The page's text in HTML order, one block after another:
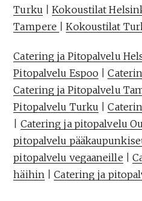
Turku |Kokoustilat
Tampere
|Kokoustilat
Catering ja Pitopalvelu
Pitopalvelu Espoo |
Catering ja Pitopalvelu
Pitopalvelu Turku |
Catering ja pitopalvelu
pitopalvelu
pitopalvelu vegaaneille |
häihin |Catering ja